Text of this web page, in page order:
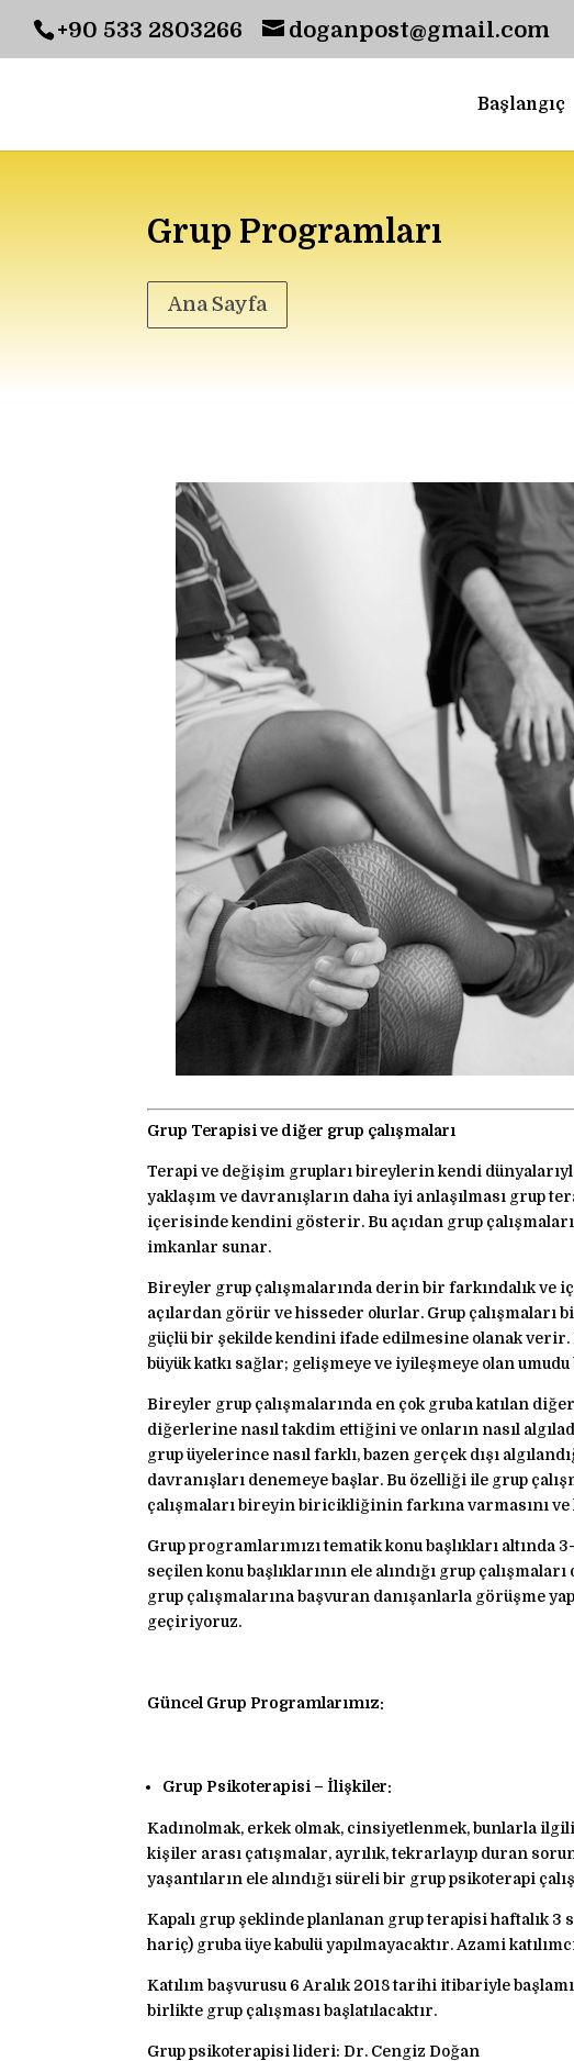
+90 533 2803266 doganpost@gmail.com
Başlangıç
Grup Programları
Ana Sayfa
Grup Terapisi ve diğer grup çalışmaları
Terapi ve değişim grupları bireylerin kendi
yaklaşım ve davranışların daha iyi anlaşılması grup
içerisinde kendini gösterir. Bu açıdan grup
imkanlar sunar.
Bireyler grup çalışmalarında derin bir farkındalık ve
açılardan görür ve hisseder olurlar. Grup
güçlü bir şekilde kendini ifade edilmesine olanak verir.
büyük katkı sağlar; gelişmeye ve iyileşmeye olan umudu
Bireyler grup çalışmalarında en çok gruba katılan
diğerlerine nasıl takdim ettiğini ve onların nasıl
grup üyelerince nasıl farklı, bazen gerçek dışı
davranışları denemeye başlar. Bu özelliği ile grup
çalışmaları bireyin biricikliğinin farkına varmasını
Grup programlarımızı tematik konu başlıkları
seçilen konu başlıklarının ele alındığı grup
grup çalışmalarına başvuran danışanlarla görüşme
geçiriyoruz.
Güncel Grup Programlarımız:
Grup Psikoterapisi – İlişkiler:
Kadınolmak, erkek olmak, cinsiyetlenmek, bunlarla
kişiler arası çatışmalar, ayrılık, tekrarlayıp duran
yaşantıların ele alındığı süreli bir grup psikoterapi
Kapalı grup şeklinde planlanan grup terapisi haftalık 3
hariç) gruba üye kabulü yapılmayacaktır. Azami
Katılım başvurusu 6 Aralık 2018 tarihi itibariyle
birlikte grup çalışması başlatılacaktır.
Grup psikoterapisi lideri: Dr. Cengiz Doğan